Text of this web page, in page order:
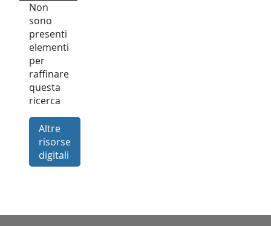
Non
sono
presenti
elementi
per
raffinare
questa
ricerca
Altre
risorse
digitali